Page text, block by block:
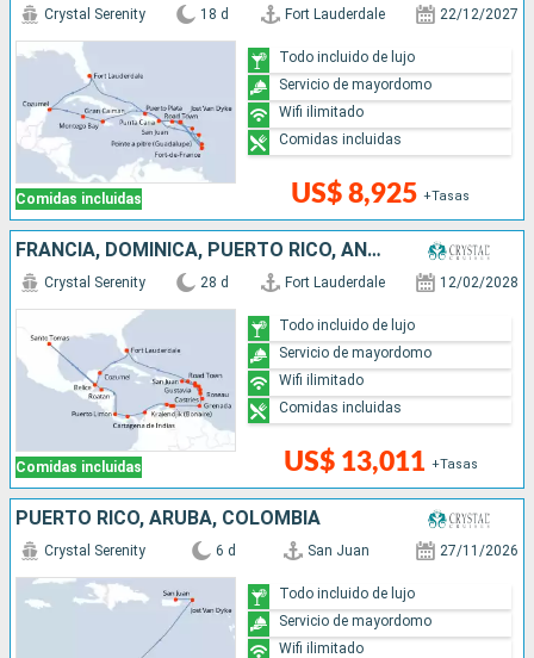
Comidas incluidas
Crystal Serenity 18 d Fort Lauderdale 22/12/2027
US$ 8,925 +Tasas
Todo incluido de lujo
Servicio de mayordomo
Wifi ilimitado
Comidas incluidas
FRANCIA, DOMINICA, PUERTO RICO, ANTIGUA Y BARBUDA, SANTA LUCIA, GRENADA, ARUBA, COLOMBIA, PANAMÁ, COSTA RICA, HONDURAS, BELICE, MÉXICO, ESTADOS UNIDOS
Comidas incluidas
Crystal Serenity 28 d Fort Lauderdale 12/02/2028
US$ 13,011 +Tasas
Todo incluido de lujo
Servicio de mayordomo
Wifi ilimitado
Comidas incluidas
PUERTO RICO, ARUBA, COLOMBIA
Crystal Serenity 6 d San Juan 27/11/2026
Todo incluido de lujo
Servicio de mayordomo
Wifi ilimitado